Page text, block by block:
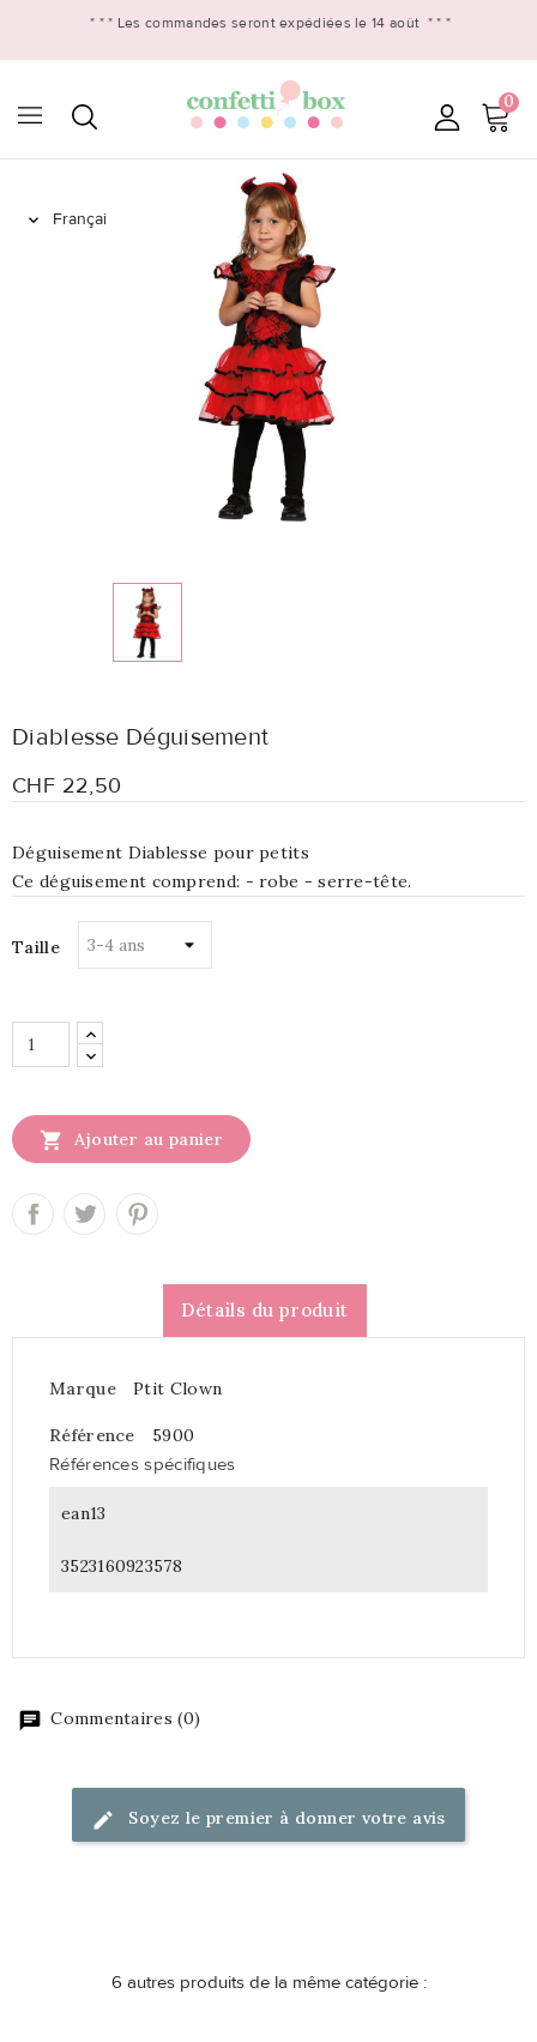
* * * Les commandes seront expédiées le 14 août * * *
0

Diablesse Déguisement
CHF 22,50
Déguisement Diablesse pour petits
Ce déguisement comprend: - robe - serre-tête.
Taille
 Ajouter au panier
Détails du produit
Marque Ptit Clown
Référence 5900
Références spécifiques
ean13
3523160923578
Commentaires (0)
Soyez le premier à donner votre avis
6 autres produits de la même catégorie :